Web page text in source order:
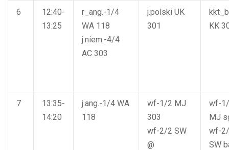
6
12:40-
13:25
r_ang.-1/4
WA 118
j.niem.-4/4
AC 303
j.polski UK
301
KK
7
13:35-
14:20
j.ang.-1/4 WA
118
wf-1/2 MJ
303
wf-2/2 SW
@
wf-
MJ
wf-
SW